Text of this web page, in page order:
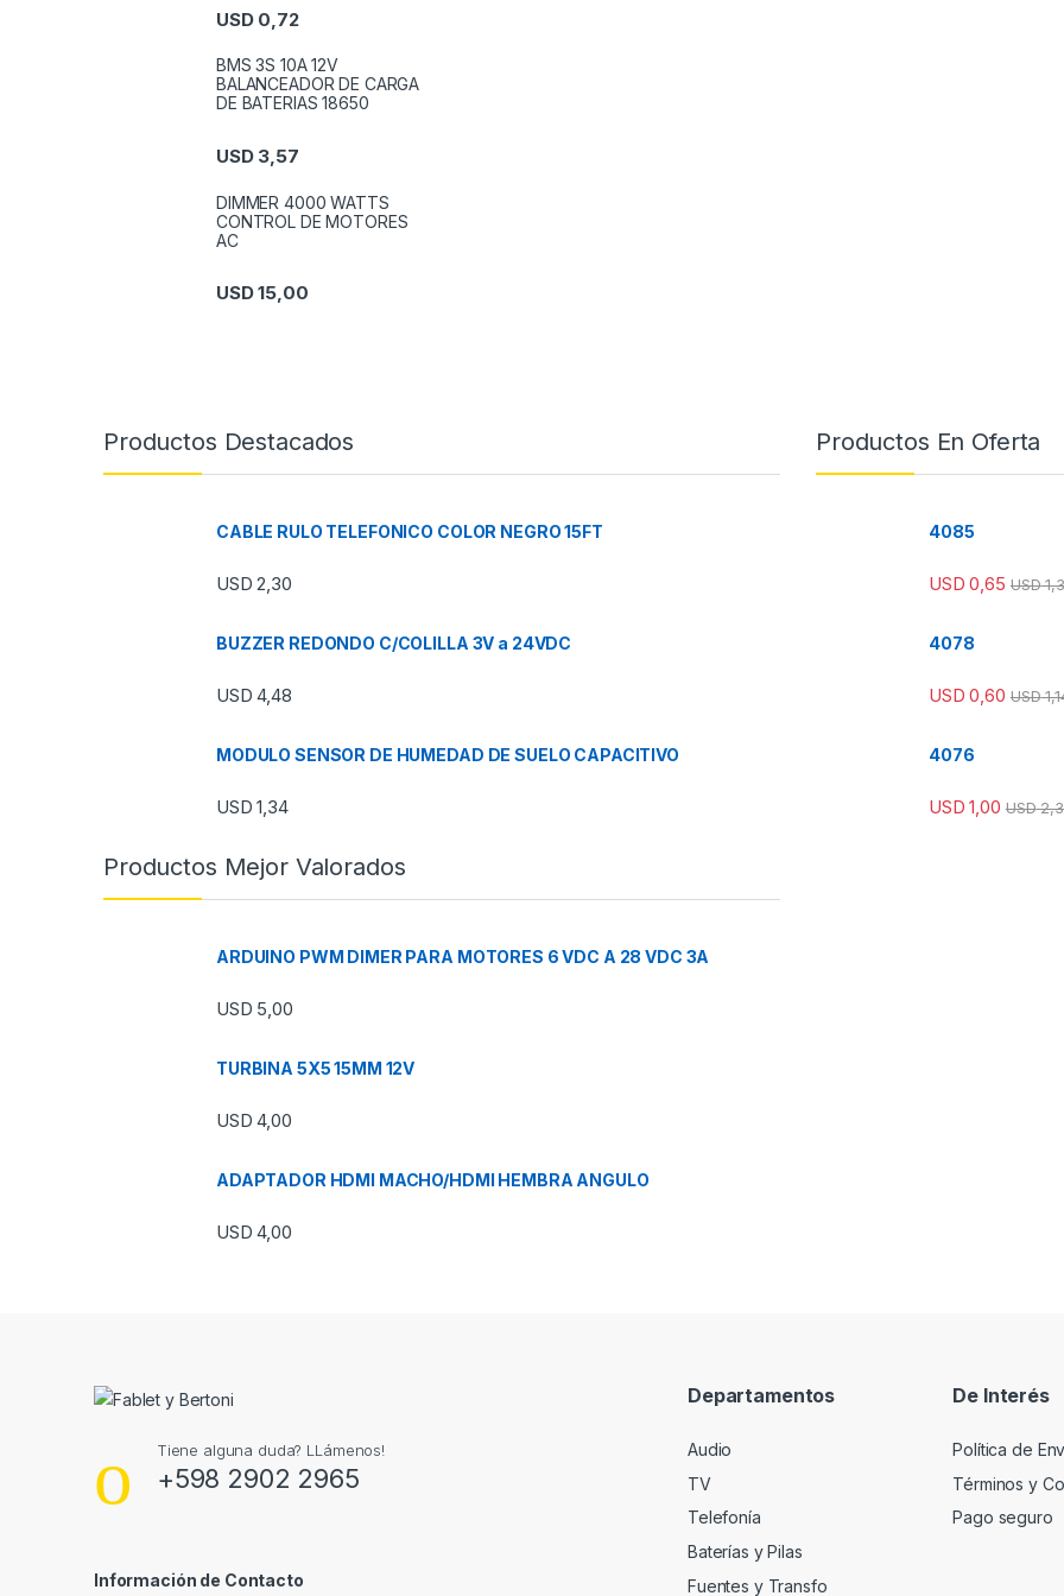
USD0,72
BMS 3S 10A 12V
BALANCEADOR DE CARGA
DE BATERIAS 18650
USD3,57
DIMMER 4000 WATTS
CONTROL DE MOTORES
AC
USD15,00
Productos Destacados
CABLE RULO TELEFONICO COLOR NEGRO 15FT
USD 2,30
BUZZER REDONDO C/COLILLA 3V a 24VDC
USD 4,48
MODULO SENSOR DE HUMEDAD DE SUELO CAPACITIVO
USD 1,34
Productos En Oferta
4085
USD 0,65 USD
4078
USD 0,60 USD
4076
USD 1,00 USD
Productos Mejor Valorados
ARDUINO PWM DIMER PARA MOTORES 6 VDC A 28 VDC 3A
USD 5,00
TURBINA 5X5 15MM 12V
USD 4,00
ADAPTADOR HDMI MACHO/HDMI HEMBRA ANGULO
USD 4,00
Tiene alguna duda? LLámenos!
+598 2902 2965
Información de Contacto
Departamentos
Audio
TV
Telefonía
Baterías y Pilas
Fuentes y Transfo
De Interés
Política de
Términos y
Pago seguro